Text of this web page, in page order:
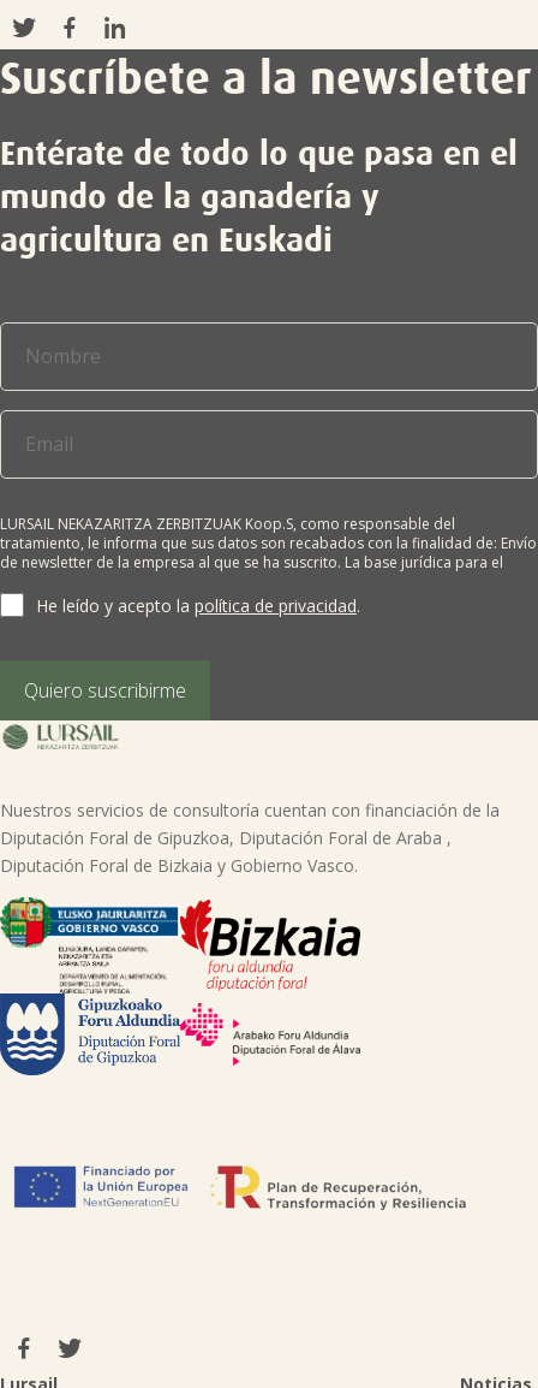
Suscríbete a la newsletter
Entérate de todo lo que pasa en el
mundo de la ganadería y
agricultura en Euskadi
LURSAIL NEKAZARITZA ZERBITZUAK Koop.S, como responsable del
tratamiento, le informa que sus datos son recabados con la finalidad de: Envío
de newsletter de la empresa al que se ha suscrito. La base jurídica para el
terceros salvo obligación legal. Cualquier persona tiene derecho a solicitar el
acceso, rectificación, supresión, limitación del tratamiento, oposición o
lursail@lursailkoop.eus. Puede obtener información adicional en nuestra
página web.
He leído y acepto la política de privacidad.
Quiero suscribirme
Nuestros servicios de consultoría cuentan con financiación de la
Diputación Foral de Gipuzkoa, Diputación Foral de Araba ,
Diputación Foral de Bizkaia y Gobierno Vasco.